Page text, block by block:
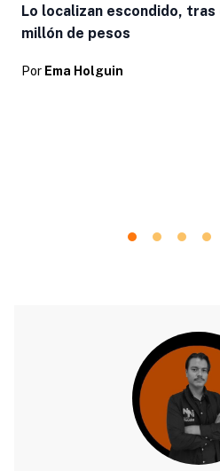
Lo localizan escondido,
millón de pesos
Por Ema Holguin